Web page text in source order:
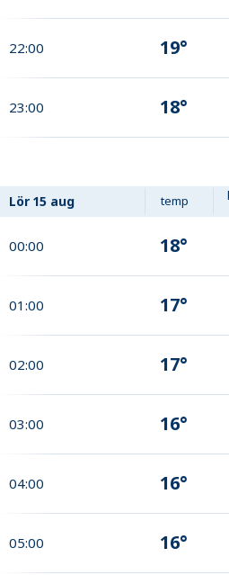
22:00 19°
23:00 18°
Lör 15 aug temp
00:00 18°
01:00 17°
02:00 17°
03:00 16°
04:00 16°
05:00 16°